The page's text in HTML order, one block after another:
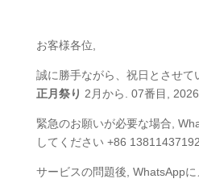
お客様各位,
誠に勝手ながら、祝日とさせて
正月祭り 2月から. 07番目,
緊急のお願いが必要な場合,
してください +86
サービスの問題後, WhatsApp